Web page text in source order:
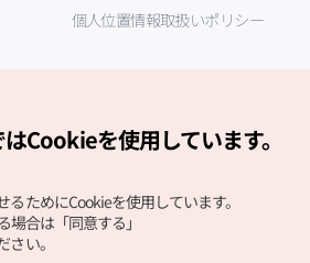
個人位置情報取扱いポリシー
Cookieを使用しています。
ためにCookieを使用しています。
合は「同意する」
い。